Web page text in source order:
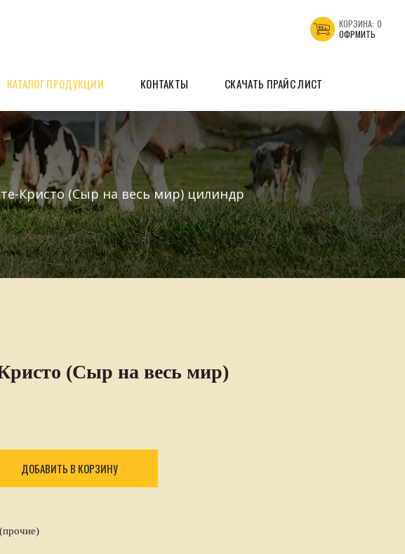
КОРЗИНА: 0
ОФРМИТЬ
КАТАЛОГ ПРОДУКЦИИ КОНТАКТЫ СКАЧАТЬ ПРАЙС ЛИСТ
Кристо (Сыр на весь мир) цилиндр
(Сыр на весь мир)
ДОБАВИТЬ В КОРЗИНУ